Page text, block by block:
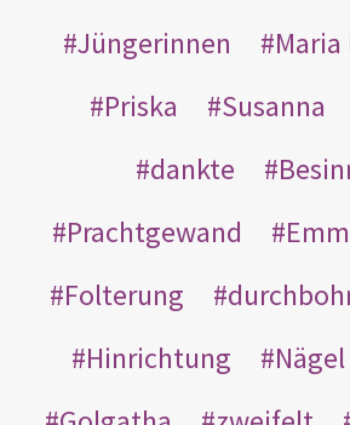
Jüngerinnen
Priska
Susanna
dankte
Prachtgewand
Folterung
Hinrichtung
Nägel